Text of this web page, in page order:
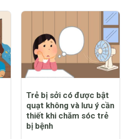
Trẻ bị sởi có được bật
quạt không và lưu ý cần
thiết khi chăm sóc trẻ
bị bệnh